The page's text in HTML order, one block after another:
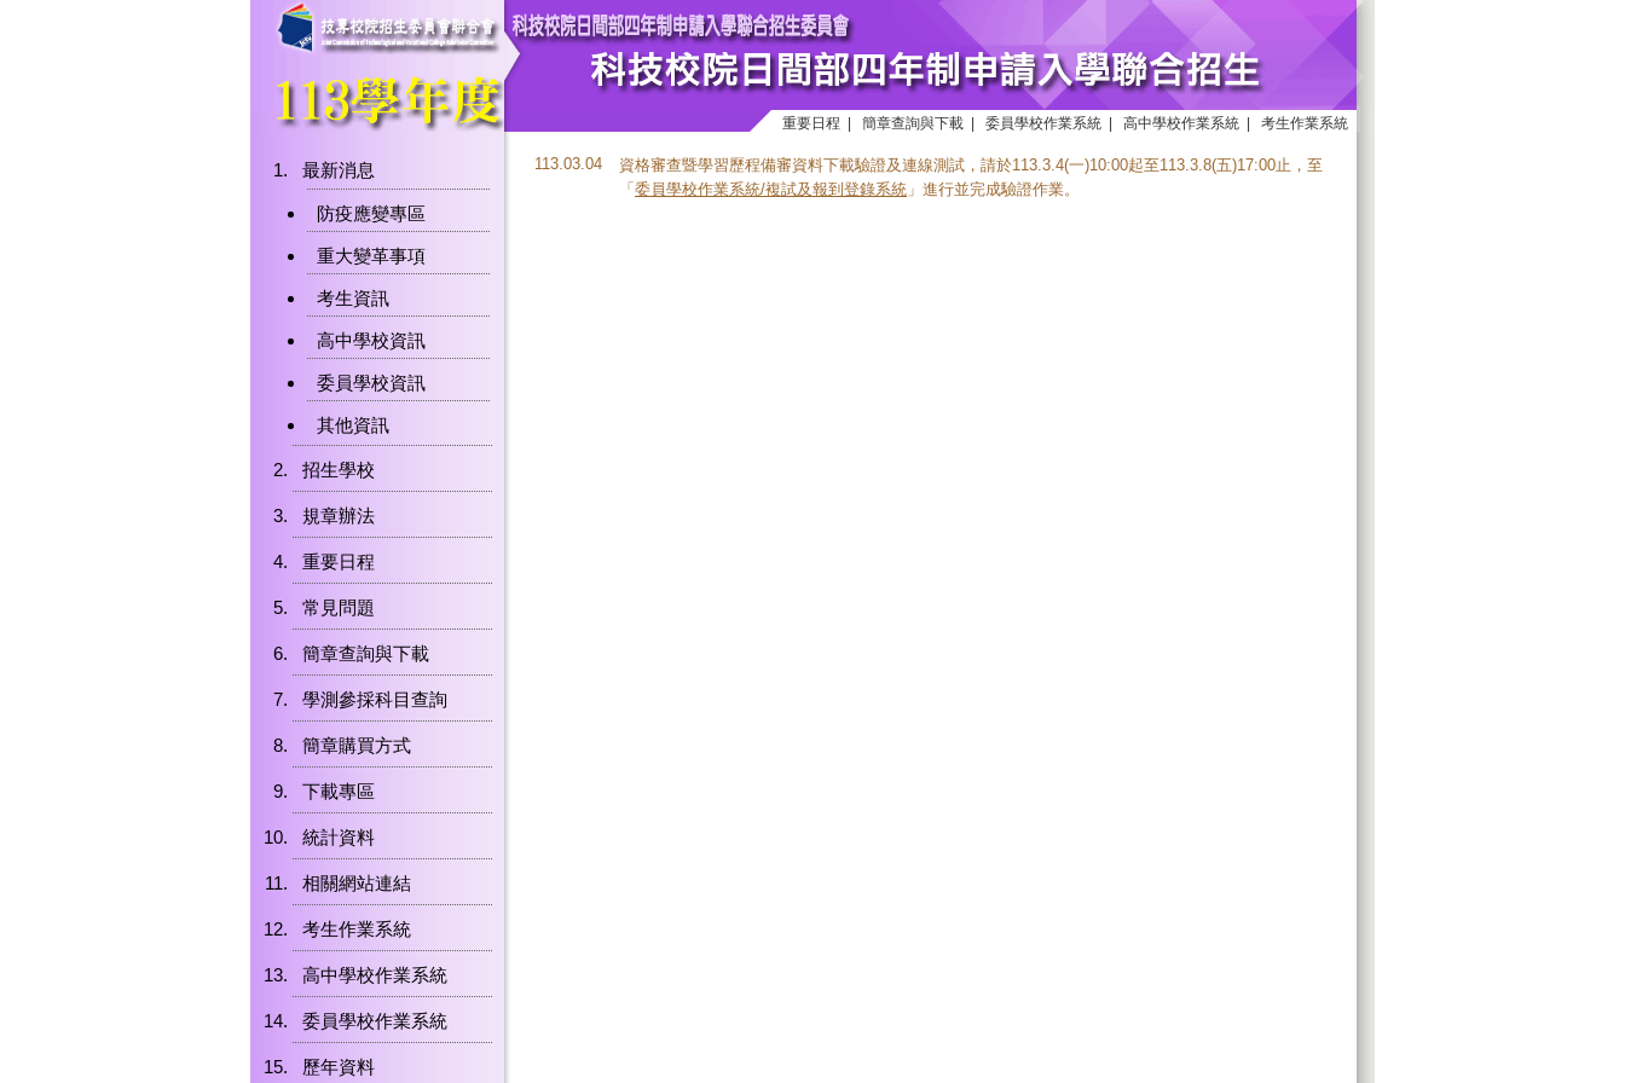
重要日程 簡章查詢與下載 委員學校作業系統 高中學校作業系統 考生作業系統
最新消息
防疫應變專區
重大變革事項
考生資訊
高中學校資訊
委員學校資訊
其他資訊
招生學校
規章辦法
重要日程
常見問題
簡章查詢與下載
學測參採科目查詢
簡章購買方式
下載專區
統計資料
相關網站連結
考生作業系統
高中學校作業系統
委員學校作業系統
歷年資料
113.03.04
資格審查暨學習歷程備審資料下載驗證及連線測試，請於113.3.4(一)10:00起至113.3.8(五)17:00止，至
「 委員學校作業系統/複試及報到登錄系統 」進行並完成驗證作業。